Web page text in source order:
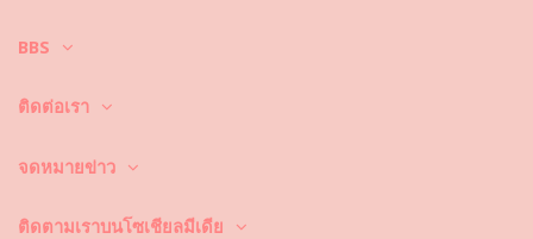
จริงเลย ด้วยคอลเลกชันที่เรามี คุณสามารถหาได้หลายชุดน่ารักสำหรับวัน
ผู้ชาย สไตล์คลาสสิกนี้ใส่สบายและใช้งานได้หลากหลาย ยังมีขาสั้นว่ายน้ำ
เสื้อกันแดดแบบว่ายน้ำสำหรับเด็กผู้ชาย เสื้อลงแขนสำหรับเด็กผู้ชายสามารถ
BBS
ติดต่อเรา
จดหมายข่าว
ติดตามเราบนโซเชียลมีเดีย